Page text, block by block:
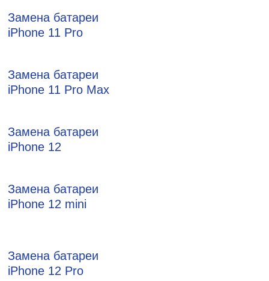
Замена батареи
iPhone 11 Pro
Замена батареи
iPhone 11 Pro Max
Замена батареи
iPhone 12
Замена батареи
iPhone 12 mini
Замена батареи
iPhone 12 Pro